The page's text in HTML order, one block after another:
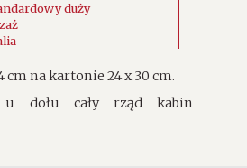
duży
cm na kartonie 24 x 30 cm.
dołu cały rząd kabin